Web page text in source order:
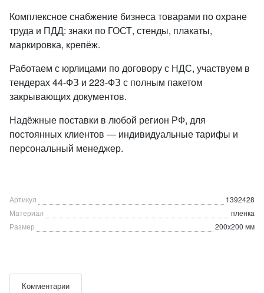
Комплексное снабжение бизнеса товарами по охране
труда и ПДД: знаки по ГОСТ, стенды, плакаты,
маркировка, крепёж.
Работаем с юрлицами по договору с НДС, участвуем в
тендерах 44-ФЗ и 223-ФЗ с полным пакетом
закрывающих документов.
Надёжные поставки в любой регион РФ, для
постоянных клиентов — индивидуальные тарифы и
персональный менеджер.
Артикул
1392428
Материал
пленка
Размер
200x200 мм
Комментарии